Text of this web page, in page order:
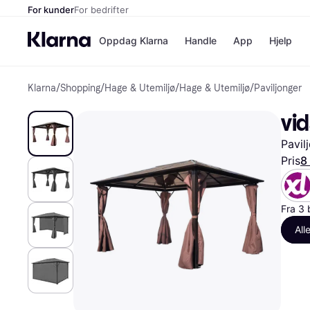
For kunderFor bedrifter
Oppdag Klarna
Betal nå
Betal i 3
Betal innen
Finansiering
Handle
Butikker
App Hjelp
Klarna/Shopping/Hage & Utemiljø/Hage & Utemiljø/Paviljonger
Pris8
Fra 3
Alle